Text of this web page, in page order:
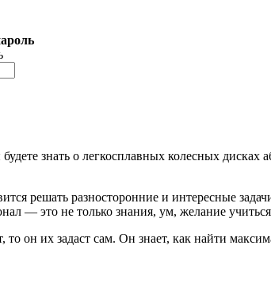
знать о легкосплавных колесных дисках
решать разносторонние и интересные
— это не только знания, ум, желание
он их задаст сам. Он знает, как найти